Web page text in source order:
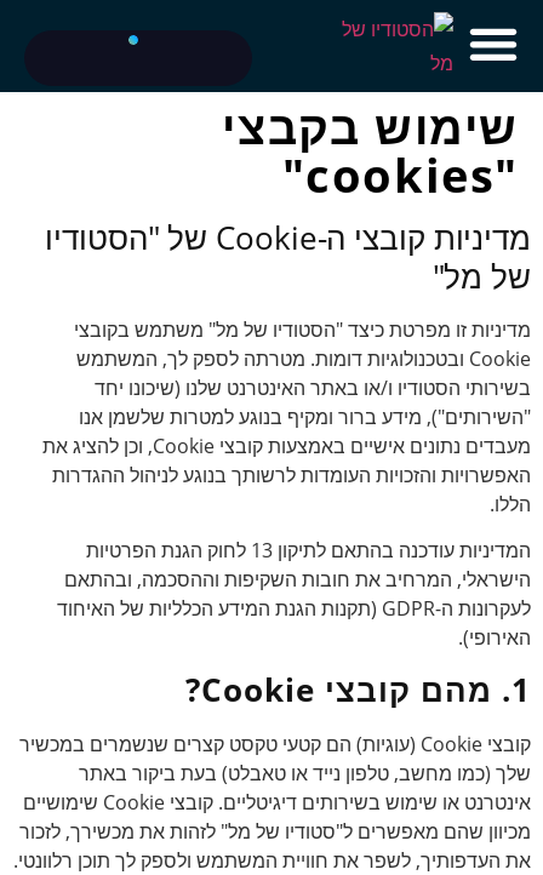
שימוש בקבצי
"cookies"
מדיניות קובצי ה-Cookie של "הסטודיו
של מל"
מדיניות זו מפרטת כיצד "הסטודיו של מל" משתמש בקובצי
Cookie ובטכנולוגיות דומות. מטרתה לספק לך, המשתמש
בשירותי הסטודיו ו/או באתר האינטרנט שלנו (שיכונו יחד
"השירותים"), מידע ברור ומקיף בנוגע למטרות שלשמן אנו
מעבדים נתונים אישיים באמצעות קובצי Cookie, וכן להציג את
האפשרויות והזכויות העומדות לרשותך בנוגע לניהול ההגדרות
הללו.
המדיניות עודכנה בהתאם לתיקון 13 לחוק הגנת הפרטיות
הישראלי, המרחיב את חובות השקיפות וההסכמה, ובהתאם
לעקרונות ה-GDPR (תקנות הגנת המידע הכלליות של האיחוד
האירופי).
1. מהם קובצי Cookie?
קובצי Cookie (עוגיות) הם קטעי טקסט קצרים שנשמרים במכשיר
שלך (כמו מחשב, טלפון נייד או טאבלט) בעת ביקור באתר
אינטרנט או שימוש בשירותים דיגיטליים. קובצי Cookie שימושיים
מכיוון שהם מאפשרים ל"סטודיו של מל" לזהות את מכשירך, לזכור
את העדפותיך, לשפר את חוויית המשתמש ולספק לך תוכן רלוונטי.